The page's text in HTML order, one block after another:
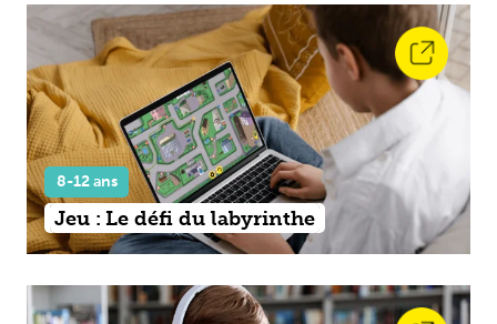
8-12 ans
Jeu : Le défi du labyrinthe